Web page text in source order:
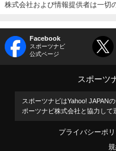
株式会社および情報提供者は一切
Facebook
スポーツナビ
公式ページ
スポーツ
スポーツナビはYahoo! JAPAN
ポーツナビ株式会社と協力して
プライバシーポ